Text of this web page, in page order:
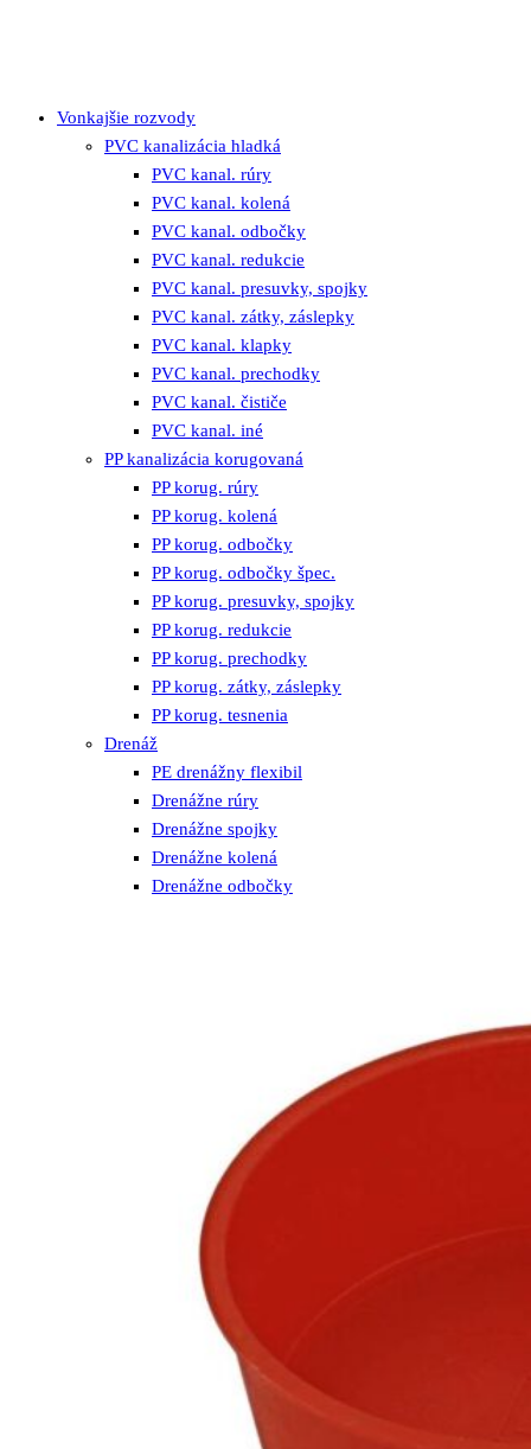
Vonkajšie rozvody
PVC kanalizácia hladká
PVC kanal. rúry
PVC kanal. kolená
PVC kanal. odbočky
PVC kanal. redukcie
PVC kanal. presuvky, spojky
PVC kanal. zátky, záslepky
PVC kanal. klapky
PVC kanal. prechodky
PVC kanal. čističe
PVC kanal. iné
PP kanalizácia korugovaná
PP korug. rúry
PP korug. kolená
PP korug. odbočky
PP korug. odbočky špec.
PP korug. presuvky, spojky
PP korug. redukcie
PP korug. prechodky
PP korug. zátky, záslepky
PP korug. tesnenia
Drenáž
PE drenážny flexibil
Drenážne rúry
Drenážne spojky
Drenážne kolená
Drenážne odbočky